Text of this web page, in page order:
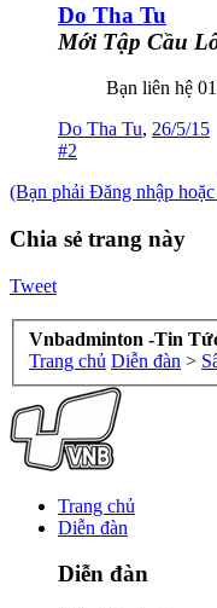
Do Tha Tu
Mới Tập Cầu
Bạn liên hệ
Do Tha Tu, 26/5/15
#2
(Bạn phải Đăng nhập
Chia sẻ trang này
Tweet
Vnbadminton -Tin
Trang chủ Diễn đàn >
Trang chủ
Diễn đàn
Diễn đàn